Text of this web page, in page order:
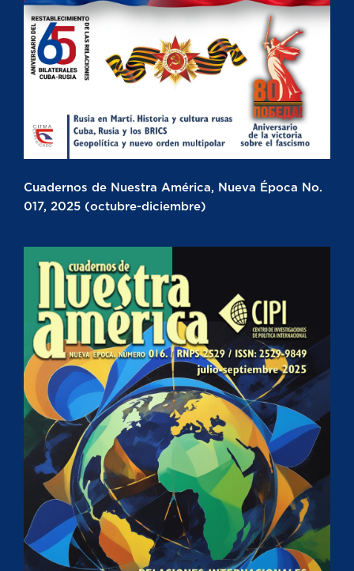
Cuadernos de Nuestra América, Nueva Época No.
017, 2025 (octubre-diciembre)